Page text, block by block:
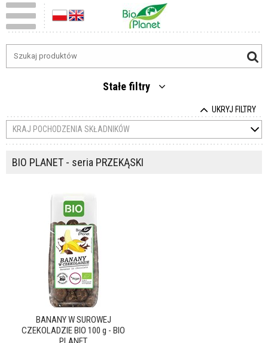
Stałe filtry
UKRYJ FILTRY
KRAJ POCHODZENIA SKŁADNIKÓW
BIO PLANET - seria PRZEKĄSKI
BANANY W SUROWEJ
CZEKOLADZIE BIO 100 g - BIO